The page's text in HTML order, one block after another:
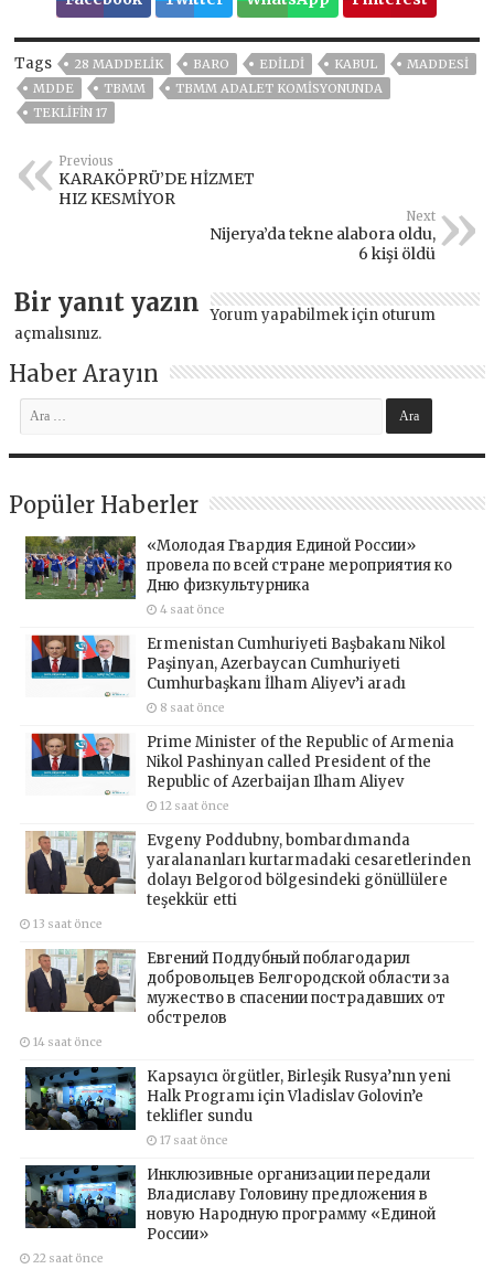
Tags 28 MADDELIK BARO EDILDI KABUL
MADDESI
MDDE
TBMM
TBMM ADALET KOMISYONUNDA
TEKLIFIN 17
Previous
KARAKÖPRÜ’DE HİZMET
HIZ KESMİYOR
Next
Nijerya’da tekne alabora oldu,
6 kişi öldü
Bir yanıt yazın Yorum yapabilmek için oturum
açmalısınız.
Haber Arayın
Popüler Haberler
«Молодая Гвардия Единой России»
провела по всей стране мероприятия ко
Дню физкультурника
4 saat önce
Ermenistan Cumhuriyeti Başbakanı Nikol
Paşinyan, Azerbaycan Cumhuriyeti
Cumhurbaşkanı İlham Aliyev’i aradı
8 saat önce
Prime Minister of the Republic of Armenia
Nikol Pashinyan called President of the
Republic of Azerbaijan Ilham Aliyev
12 saat önce
Evgeny Poddubny, bombardımanda
yaralananları kurtarmadaki cesaretlerinden
dolayı Belgorod bölgesindeki gönüllülere
teşekkür etti
13 saat önce
Евгений Поддубный поблагодарил
добровольцев Белгородской области за
мужество в спасении пострадавших от
обстрелов
14 saat önce
Kapsayıcı örgütler, Birleşik Rusya’nın yeni
Halk Programı için Vladislav Golovin’e
teklifler sundu
17 saat önce
Инклюзивные организации передали
Владиславу Головину предложения в
новую Народную программу «Единой
России»
22 saat önce